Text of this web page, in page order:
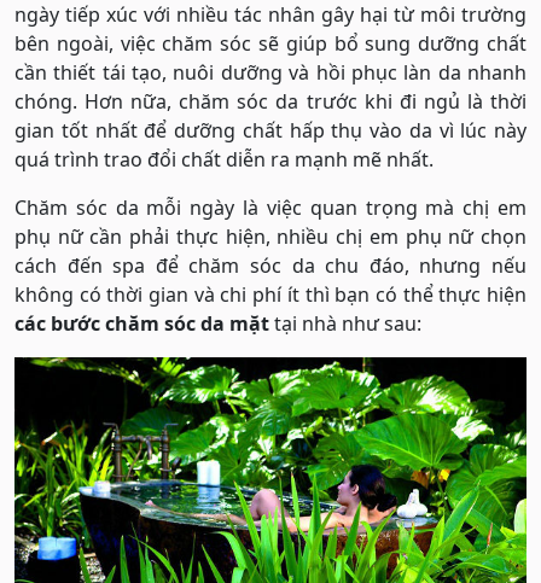
ngày tiếp xúc với nhiều tác nhân gây hại từ môi trường
bên ngoài, việc chăm sóc sẽ giúp bổ sung dưỡng chất
cần thiết tái tạo, nuôi dưỡng và hồi phục làn da nhanh
chóng. Hơn nữa, chăm sóc da trước khi đi ngủ là thời
gian tốt nhất để dưỡng chất hấp thụ vào da vì lúc này
quá trình trao đổi chất diễn ra mạnh mẽ nhất.
Chăm sóc da mỗi ngày là việc quan trọng mà chị em
phụ nữ cần phải thực hiện, nhiều chị em phụ nữ chọn
cách đến spa để chăm sóc da chu đáo, nhưng nếu
không có thời gian và chi phí ít thì bạn có thể thực hiện
các bước chăm sóc da mặttại nhà như sau: